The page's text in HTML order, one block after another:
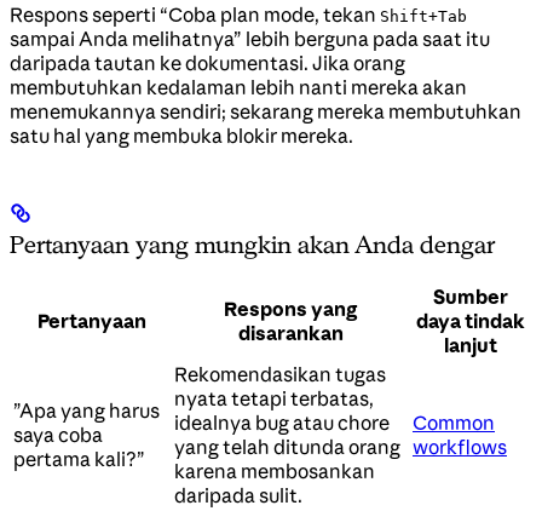
Respons seperti “Coba plan mode, tekan Shift+Tab
sampai Anda melihatnya” lebih berguna pada saat itu
daripada tautan ke dokumentasi. Jika orang
membutuhkan kedalaman lebih nanti mereka akan
menemukannya sendiri; sekarang mereka membutuhkan
satu hal yang membuka blokir mereka.
Pertanyaan yang mungkin akan Anda dengar
Pertanyaan
Respons yang
disarankan
Sumber
daya tindak
lanjut
”Apa yang harus
saya coba
pertama kali?”
Rekomendasikan tugas
nyata tetapi terbatas,
idealnya bug atau chore
yang telah ditunda orang
karena membosankan
daripada sulit.
Common
workflows